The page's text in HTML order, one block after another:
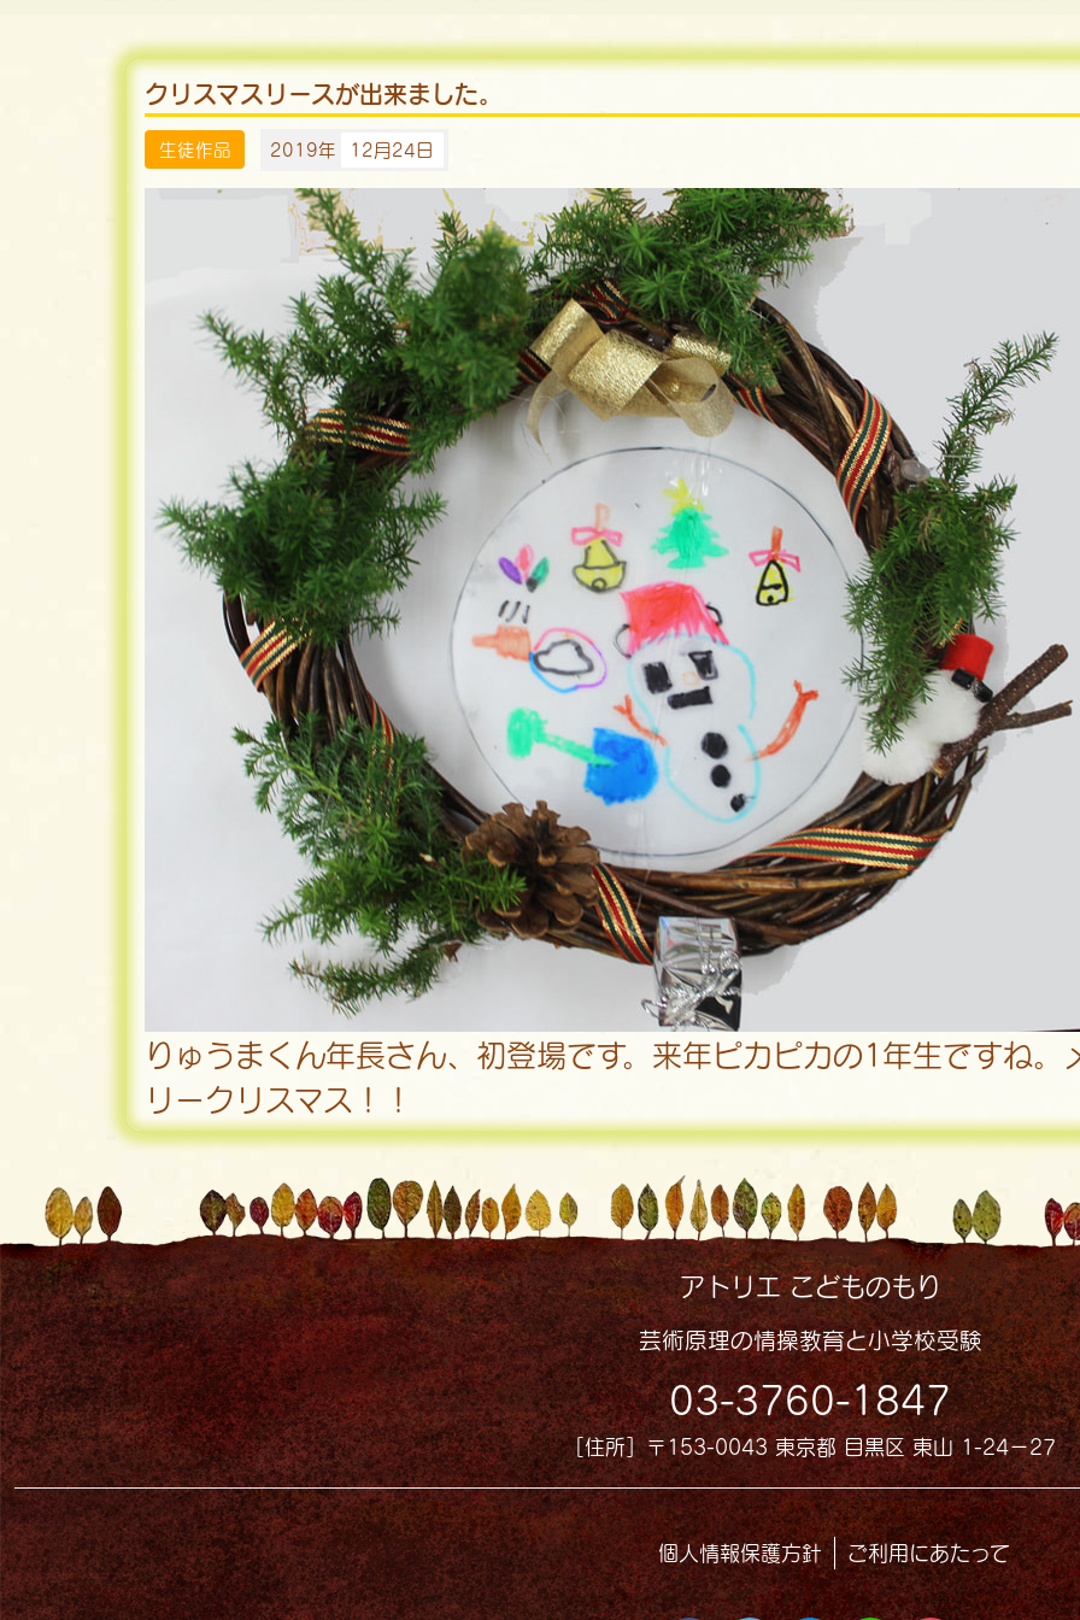
クリスマスリースが出来ました。
生徒作品 2019年 12月24日
りゅうまくん年長さん、初登場です。来年ピカピカの1年生ですね。
リークリスマス！！
アトリエ こどものもり
芸術原理の情操教育と小学校受験
03-3760-1847
［住所］〒153-0043 東京都 目黒区 東山 1-24−27
個人情報保護方針 ご利用にあたって